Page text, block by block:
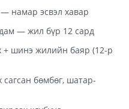
намар эсвэл хавар
— жил бүр 12 сард
+ шинэ жилийн баяр (12-р
бөмбөг, шатар-